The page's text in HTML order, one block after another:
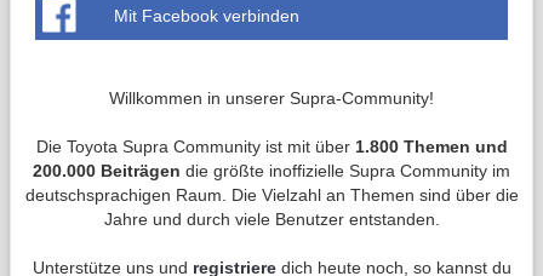
Mit Facebook verbinden
Willkommen in unserer Supra-Community!
Die Toyota Supra Community ist mit über 1.800 Themen und
200.000 Beiträgen die größte inoffizielle Supra Community im
deutschsprachigen Raum. Die Vielzahl an Themen sind über die
Jahre und durch viele Benutzer entstanden.
Unterstütze uns und registrieredich heute noch, so kannst du